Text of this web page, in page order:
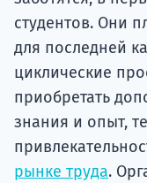
студентов. Они
для последней
циклические
приобретать
знания и опыт,
рынке труда.